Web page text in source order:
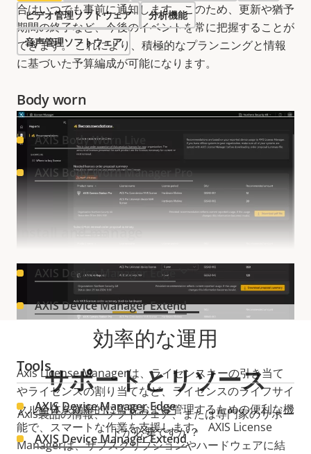
合はいつでも事前に通知します。このため、更新や猶予
期間の終了など、今後のイベントを常に把握することが
できます。 これにより、積極的なプランニングと情報
に基づいた予算編成が可能になります。
効率的な運用
Axis License Managerは、ライセンスキーの引き当て
やライセンスの割り当てなど、ライセンスのライフサイ
クル全体を効率的に監視および管理するための便利な機
能で、スマートな作業を支援します。 AXIS License
Managerは、サブスクリプションやハードウェアに結
ビデオ管理ソフトウェア 分析機能
音声管理ソフトウェア
もっと見る
Body worn
AXIS Body Worn Live
AXIS Body Worn Manager Pro
Install and manage
AXIS Device Manager Edge
AXIS Device Manager Extend
Tools
AXIS Device Manager Edge
AXIS Device Manager Extend
サポートとリソース
Axis製品の情報、ソフトウェア、または専門家のサポー
トが必要ですか？